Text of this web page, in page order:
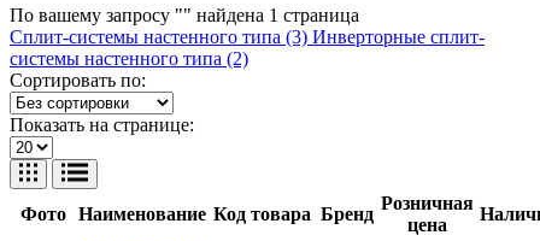
По вашему запросу "" найдена 1 страница
Сплит-системы настенного типа (3) Инверторные сплит-
системы настенного типа (2)
Сортировать по:
Показать на странице:
Фото Наименование Код товара Бренд
Розничная
цена